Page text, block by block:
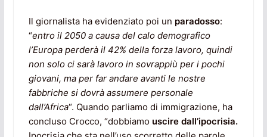
Il giornalista ha evidenziato poi un paradosso:
“entro il 2050 a causa del calo demografico
l’Europa perderà il 42% della forza lavoro, quindi
non solo ci sarà lavoro in sovrappiù per i pochi
giovani, ma per far andare avanti le nostre
fabbriche si dovrà assumere personale
dall’Africa“. Quando parliamo di immigrazione, ha
concluso Crocco, “dobbiamo uscire dall’ipocrisia.